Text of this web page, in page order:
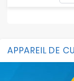
APPAREIL DE